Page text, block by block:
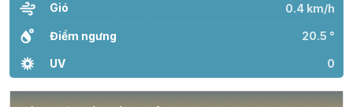
Gió 0.4 km/h
Điểm ngưng 20.5 °
UV 0